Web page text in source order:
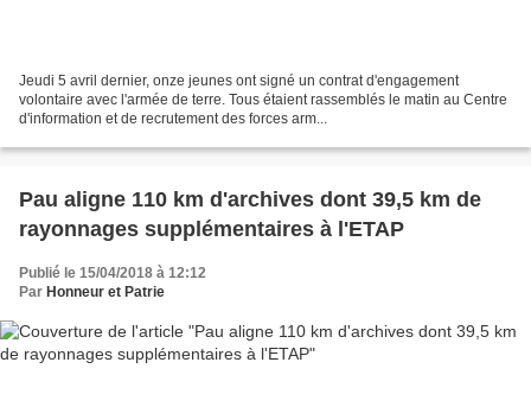
Jeudi 5 avril dernier, onze jeunes ont signé un contrat d'engagement
volontaire avec l'armée de terre. Tous étaient rassemblés le matin au Centre
d'information et de recrutement des forces arm...
Pau aligne 110 km d'archives dont 39,5 km de
rayonnages supplémentaires à l'ETAP
Publié le 15/04/2018 à 12:12
Par Honneur et Patrie